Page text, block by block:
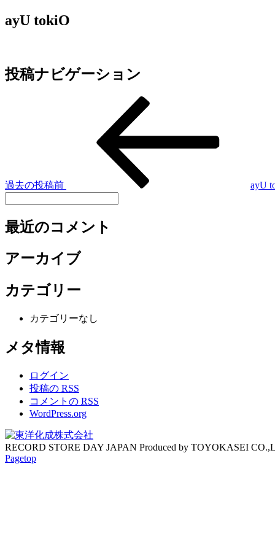
ayU tokiO
投稿ナビゲーション
過去の投稿前 ayU
最近のコメント
アーカイブ
カテゴリー
カテゴリーなし
メタ情報
ログイン
投稿の RSS
コメントの RSS
WordPress.org
RECORD STORE DAY JAPAN Produced by TOYOKASEI
Pagetop